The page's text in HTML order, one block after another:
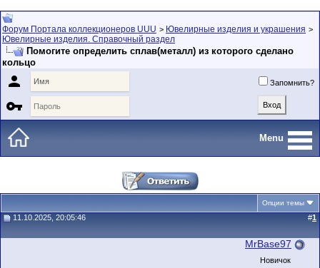
Форум Портала коллекционеров UUU > Ювелирные изделия и украшения >
Ювелирные изделия. Справочный раздел
Помогите определить сплав(металл) из которого сделано
кольцо
 Запомнить?

Menu
Опции темы
11.10.2025, 20:05:46 #1
MrBase97
Новичок